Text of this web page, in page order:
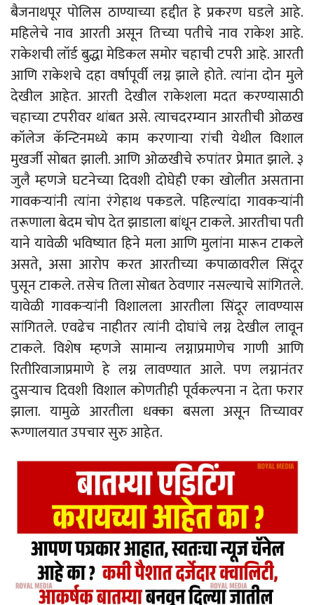
बैजनाथपूर पोलिस ठाण्याच्या हद्दीत हे प्रकरण घडले आहे.
महिलेचे नाव आरती असून तिच्या पतीचे नाव राकेश आहे.
राकेशची लॉर्ड बुद्धा मेडिकल समोर चहाची टपरी आहे. आरती
आणि राकेशचे दहा वर्षापूर्वी लग्न झाले होते. त्यांना दोन मुले
देखील आहेत. आरती देखील राकेशला मदत करण्यासाठी
चहाच्या टपरीवर थांबत असे. त्याचदरम्यान आरतीची ओळख
कॉलेज कॅन्टिनमध्ये काम करणाऱ्या रांची येथील विशाल
मुखर्जी सोबत झाली. आणि ओळखीचे रुपांतर प्रेमात झाले. ३
जुलै म्हणजे घटनेच्या दिवशी दोघेही एका खोलीत असताना
गावकऱ्यांनी त्यांना रंगेहाथ पकडले. पहिल्यांदा गावकऱ्यांनी
तरूणाला बेदम चोप देत झाडाला बांधून टाकले. आरतीचा पती
याने यावेळी भविष्यात हिने मला आणि मुलांना मारून टाकले
असते, असा आरोप करत आरतीच्या कपाळावरील सिंदूर
पुसून टाकले. तसेच तिला सोबत ठेवणार नसल्याचे सांगितले.
यावेळी गावकऱ्यांनी विशालला आरतीला सिंदूर लावण्यास
सांगितले. एवढेच नाहीतर त्यांनी दोघांचे लग्न देखील लावून
टाकले. विशेष म्हणजे सामान्य लग्नाप्रमाणेच गाणी आणि
रितीरिवाजाप्रमाणे हे लग्न लावण्यात आले. पण लग्नानंतर
दुसऱ्याच दिवशी विशाल कोणतीही पूर्वकल्पना न देता फरार
झाला. यामुळे आरतीला धक्का बसला असून तिच्यावर
रूग्णालयात उपचार सुरु आहेत.